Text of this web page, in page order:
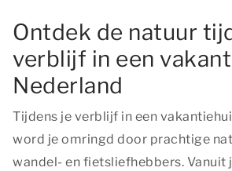
Ontdek de natuur
verblijf in een
Nederland
Tijdens je verblijf in een
word je omringd door prachtige
wandel- en fietsliefhebbers.